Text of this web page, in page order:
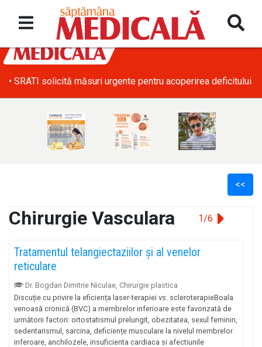
• SRATI solicită măsuri urgente pentru acoperirea deficitului
<<
Chirurgie Vasculara 1/6
Tratamentul telangiectaziilor și al venelor
reticulare
Dr. Bogdan Dimitrie Niculae, Chirurgie plastica
Discuție cu privire la eficiența laser-terapiei vs. scleroterapieBoala
venoasă cronică (BVC) a membrelor inferioare este favorizată de
următorii factori: ortostatismul prelungit, obezitatea, sexul feminin,
sedentarismul, sarcina, deficiențe musculare la nivelul membrelor
inferoare, anchilozele, insuficienta cardiaca si afectiunile